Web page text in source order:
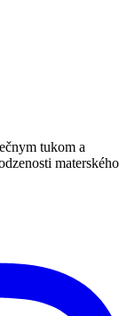
tukom a
materského